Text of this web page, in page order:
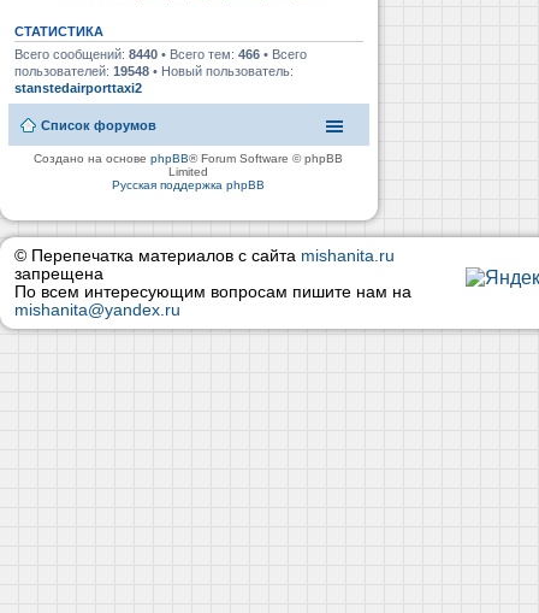
СТАТИСТИКА
Всего сообщений: 8440 • Всего тем: 466 • Всего
пользователей: 19548 • Новый пользователь:
stanstedairporttaxi2
Список форумов
Создано на основеphpBB® Forum Software © phpBB
Limited
Русская поддержка phpBB
© Перепечатка материалов с сайта mishanita.ru
запрещена
По всем интересующим вопросам пишите нам на
mishanita@yandex.ru